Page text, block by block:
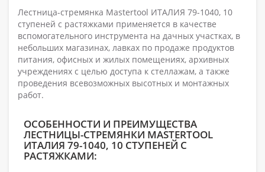
Лестница-стремянка Mastertool ИТАЛИЯ 79-1040, 10
ступеней с растяжками применяется в качестве
вспомогательного инструмента на дачных участках, в
небольших магазинах, лавках по продаже продуктов
питания, офисных и жилых помещениях, архивных
учреждениях с целью доступа к стеллажам, а также
проведения всевозможных высотных и монтажных
работ.
ОСОБЕННОСТИ И ПРЕИМУЩЕСТВА
ЛЕСТНИЦЫ-СТРЕМЯНКИ MASTERTOOL
ИТАЛИЯ 79-1040, 10 СТУПЕНЕЙ С
РАСТЯЖКАМИ: